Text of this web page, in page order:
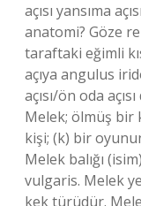
açısı yansıma
anatomi? Göze
taraftaki eğimli
açıya angulus
açısı/ön oda
Melek; ölmüş bir
kişi; (k) bir
Melek balığı
vulgaris. Melek
kek türüdür.